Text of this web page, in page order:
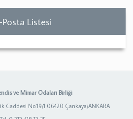
Posta Listesi
ve Mimar Odaları Birliği
Caddesi No:19/1 06420 Çankaya/ANKARA